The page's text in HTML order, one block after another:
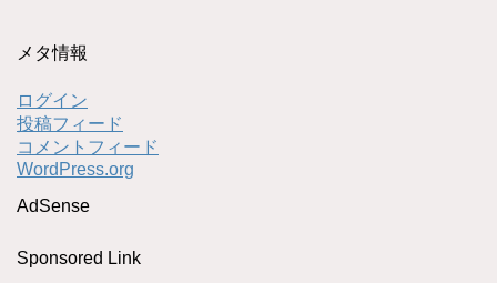
メタ情報
ログイン
投稿フィード
コメントフィード
WordPress.org
AdSense
Sponsored Link